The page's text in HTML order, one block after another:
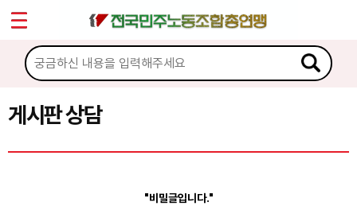
게시판 상담
"비밀글입니다."
마이페이지
소개
소식
노동상담
Sketchbook5, 스케치북5
Sketchbook5, 스케치북5